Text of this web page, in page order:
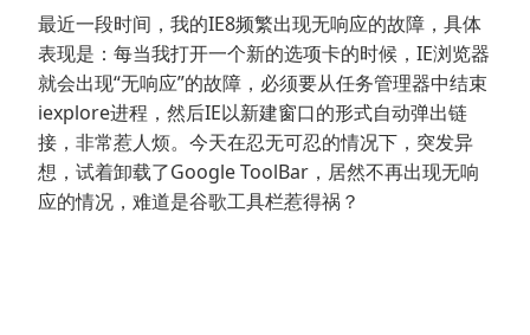
最近一段时间，我的IE8频繁出现无响应的故障，具体
表现是：每当我打开一个新的选项卡的时候，IE浏览器
就会出现“无响应”的故障，必须要从任务管理器中结束
iexplore进程，然后IE以新建窗口的形式自动弹出链
接，非常惹人烦。今天在忍无可忍的情况下，突发异
想，试着卸载了Google ToolBar，居然不再出现无响
应的情况，难道是谷歌工具栏惹得祸？